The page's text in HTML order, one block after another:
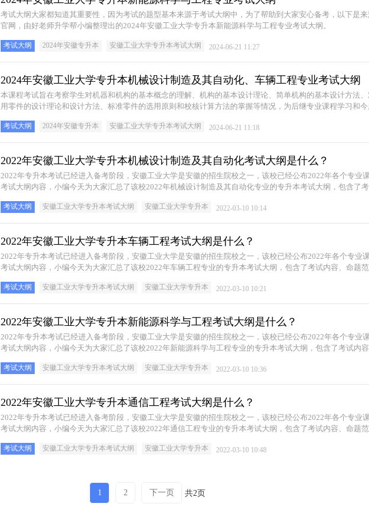
考试大纲大家都知道其重要性，因为考试的题型基本来源于考试大纲中，为了帮助到大家安心备考，以下是
官网，由好老师升学帮小编整理出的2024年安徽工业大学专升本新能源科学与工程专业考试大纲。
考试大纲 2024年安徽专升本 安徽工业大学专升本考试大纲 2024-06-21 11:27
2024年安徽工业大学专升本机械设计制造及其自动化、车辆工程专业考试大纲
本课程考试旨在考察学生对机器和机构的基本概念的理解、机构的基本设计理论、简单机构的基本设计方法、
用零件的设计理论和设计方法、标准零件的选用原则和校核计算方法的掌握等情况，为后继专业课程学习和今
考试大纲 2024年安徽专升本 安徽工业大学专升本考试大纲 2024-06-21 11:18
2022年安徽工业大学专升本机械设计制造及其自动化考试大纲是什么？
​2022年专升本考试已经进入备考阶段，安徽工业大学是安徽的招生院校之一，该校已经公布2022年各个专业
考试大纲内容，小编今天为大家汇总了该校2022年机械设计制造及其自动化专业的专升本考试大纲，包含了考
考试大纲 安徽工业大学专升本考试大纲 安徽工业大学专升本 2022-03-10 10:14
2022年安徽工业大学专升本车辆工程考试大纲是什么？
​2022年专升本考试已经进入备考阶段，安徽工业大学是安徽的招生院校之一，该校已经公布2022年各个专业
考试大纲内容，小编今天为大家汇总了该校2022年车辆工程专业的专升本考试大纲，包含了考试内容、命题范
考试大纲 安徽工业大学专升本考试大纲 安徽工业大学专升本 2022-03-10 10:21
2022年安徽工业大学专升本新能源科学与工程考试大纲是什么？
​2022年专升本考试已经进入备考阶段，安徽工业大学是安徽的招生院校之一，该校已经公布2022年各个专业
考试大纲内容，小编今天为大家汇总了该校2022年新能源科学与工程专业的专升本考试大纲，包含了考试内容
考试大纲 安徽工业大学专升本考试大纲 安徽工业大学专升本 2022-03-10 10:36
2022年安徽工业大学专升本通信工程考试大纲是什么？
​2022年专升本考试已经进入备考阶段，安徽工业大学是安徽的招生院校之一，该校已经公布2022年各个专业
考试大纲内容，小编今天为大家汇总了该校2022年通信工程专业的专升本考试大纲，包含了考试内容、命题范
考试大纲 安徽工业大学专升本考试大纲 安徽工业大学专升本 2022-03-10 10:48
1 2 下一页 共2页